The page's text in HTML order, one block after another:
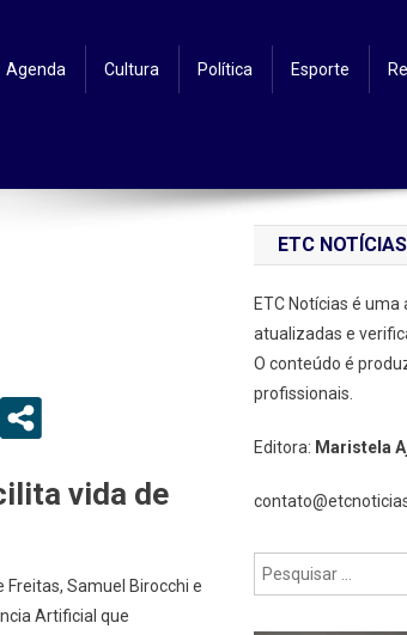
Agenda Cultura Política Esporte
vida de
Freitas, Samuel Birocchi e
Artificial que
ETC NOTÍCIAS
ETC Notícias é
atualizadas e
O conteúdo é
profissionais.
Editora: Maristela